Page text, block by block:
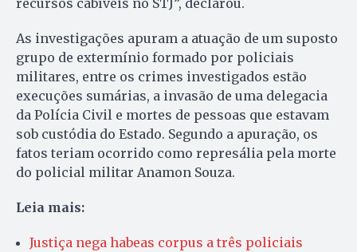
As investigações apuram a atuação de um suposto
grupo de extermínio formado por policiais
militares, entre os crimes investigados estão
execuções sumárias, a invasão de uma delegacia
da Polícia Civil e mortes de pessoas que estavam
sob custódia do Estado. Segundo a apuração, os
fatos teriam ocorrido como represália pela morte
do policial militar Anamon Souza.
Leia mais:
Justiça nega habeas corpus a três policiais